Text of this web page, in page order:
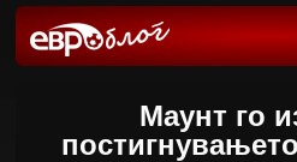
Маунт го